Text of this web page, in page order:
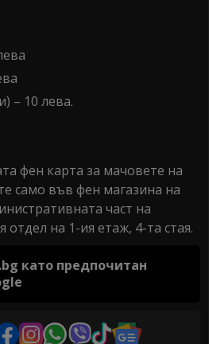
10 лева.
фен карта за мачовете на
само във фен магазина на
част на
отдел на 1-ия етаж, 4-та стая.
като предпочитан